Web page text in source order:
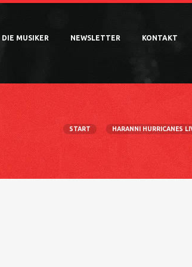
DIE MUSIKER NEWSLETTER KONTAKT
START HARANNI HURRICANES